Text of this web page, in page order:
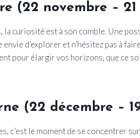
(22 novembre – 21
la curiosité est à son comble. Une
d’explorer et n’hésitez pas à
pour élargir vos horizons, que ce
(22 décembre –
c’est le moment de se concentrer